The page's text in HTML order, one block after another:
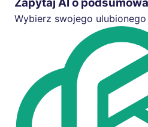
Wybierz swojego